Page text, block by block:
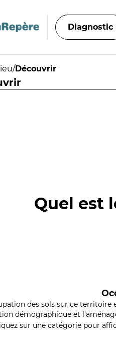
Diagnostic
/Découvrir
Quel est
des sols sur ce territoire
démographique et
sur une catégorie pour